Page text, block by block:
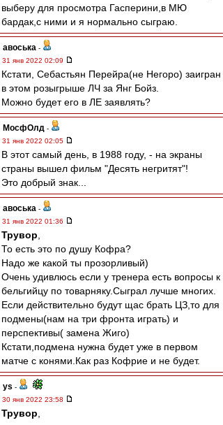
выберу для просмотра Гасперини,в МЮ
бардак,с ними и я нормально сыграю.
авоська -
31 янв 2022 02:09
Кстати, Себастьян Перейра(не Негоро) заигран
в этом розыгрыше ЛЧ за Янг Бойз.
Можно будет его в ЛЕ заявлять?
МосфОлд -
31 янв 2022 02:05
В этот самый день, в 1988 году, - на экраны
страны вышел фильм "Десять негритят"!
Это добрый знак...
авоська -
31 янв 2022 01:36
Трувор
То есть это по душу Кофра?
Надо же какой ты прозорливый)
Очень удивлюсь если у тренера есть вопросы к
бельгийцу по товарняку.Сыграл лучше многих.
Если действительно будут щас брать ЦЗ,то для
подмены(нам на три фронта играть) и
перспективы( замена Жиго)
Кстати,подмена нужна будет уже в первом
матче с конями.Как раз Кофрие и не будет.
ys -
30 янв 2022 23:58
Трувор